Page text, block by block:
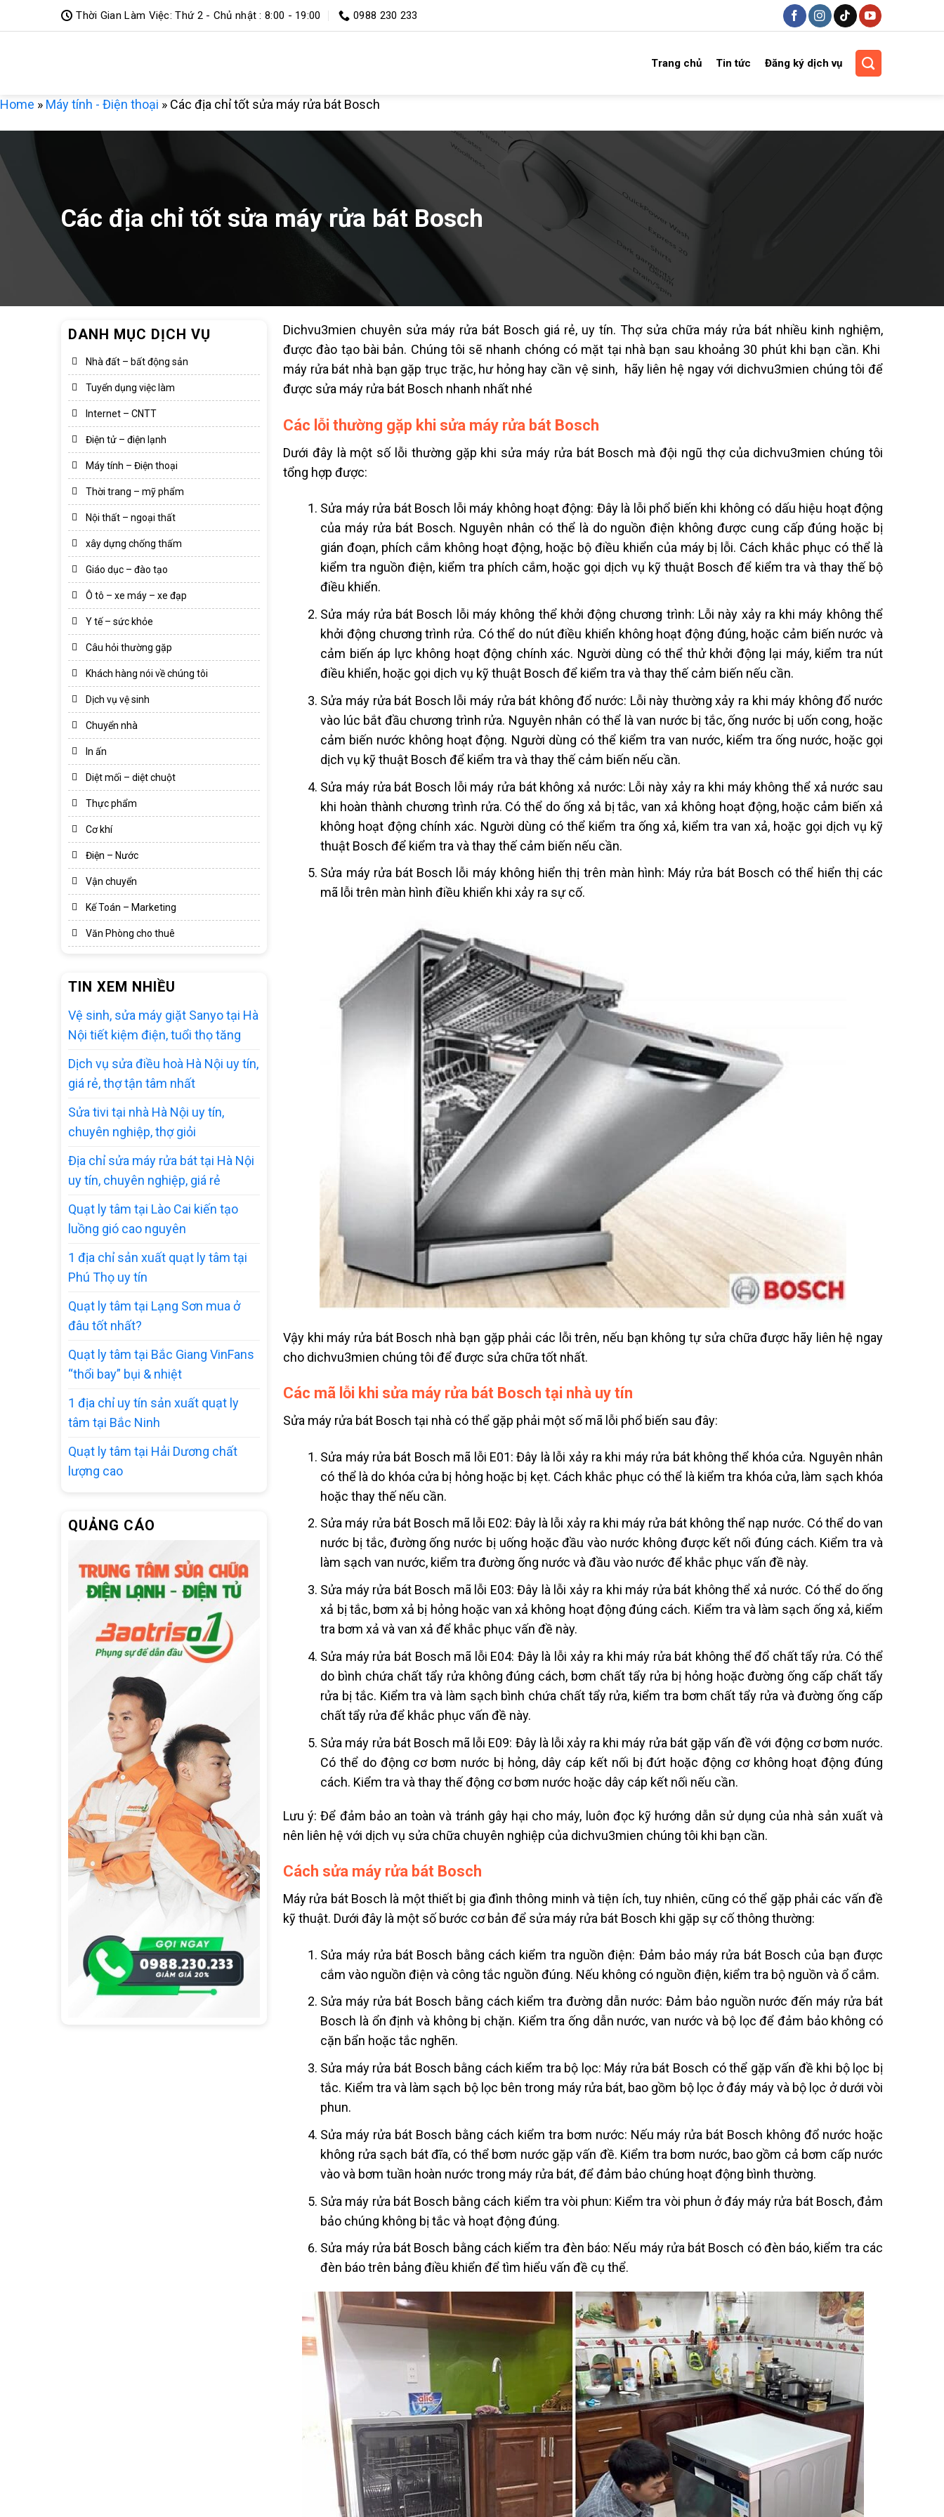
qua
Thời Gian Làm Việc: Thứ 2 - Chủ nhật : 8:00 - 19:00 0988 230 233
Trang chủ Tin tức Đăng ký dịch vụ
Home » Máy tính - Điện thoại » Các địa chỉ tốt sửa máy rửa bát Bosch
Các địa chỉ tốt sửa máy rửa bát Bosch
DANH MỤC DỊCH VỤ
Nhà đất – bất động sản
Tuyển dụng việc làm
Internet – CNTT
Điện tử – điện lạnh
Máy tính – Điện thoại
Thời trang – mỹ phẩm
Nội thất – ngoại thất
xây dựng chống thấm
Giáo dục – đào tạo
Ô tô – xe máy – xe đạp
Y tế – sức khỏe
Câu hỏi thường gặp
Khách hàng nói về chúng tôi
Dịch vụ vệ sinh
Chuyển nhà
In ấn
Diệt mối – diệt chuột
Thực phẩm
Cơ khí
Điện – Nước
Vận chuyển
Kế Toán – Marketing
Văn Phòng cho thuê
TIN XEM NHIỀU
Vệ sinh, sửa máy giặt Sanyo tại Hà
Nội tiết kiệm điện, tuổi thọ tăng
Dịch vụ sửa điều hoà Hà Nội uy tín,
giá rẻ, thợ tận tâm nhất
Sửa tivi tại nhà Hà Nội uy tín,
chuyên nghiệp, thợ giỏi
Địa chỉ sửa máy rửa bát tại Hà Nội
uy tín, chuyên nghiệp, giá rẻ
Quạt ly tâm tại Lào Cai kiến tạo
luồng gió cao nguyên
1 địa chỉ sản xuất quạt ly tâm tại
Phú Thọ uy tín
Quạt ly tâm tại Lạng Sơn mua ở
đâu tốt nhất?
Quạt ly tâm tại Bắc Giang VinFans
“thổi bay” bụi & nhiệt
1 địa chỉ uy tín sản xuất quạt ly
tâm tại Bắc Ninh
Quạt ly tâm tại Hải Dương chất
lượng cao
QUẢNG CÁO
Dichvu3mien chuyên sửa máy rửa bát Bosch giá rẻ, uy tín. Thợ sửa chữa máy rửa bát nhiều kinh nghiệm,
được đào tạo bài bản. Chúng tôi sẽ nhanh chóng có mặt tại nhà bạn sau khoảng 30 phút khi bạn cần. Khi
máy rửa bát nhà bạn gặp trục trặc, hư hỏng hay cần vệ sinh, hãy liên hệ ngay với dichvu3mien chúng tôi để
được sửa máy rửa bát Bosch nhanh nhất nhé
Các lỗi thường gặp khi sửa máy rửa bát Bosch
Dưới đây là một số lỗi thường gặp khi sửa máy rửa bát Bosch mà đội ngũ thợ của dichvu3mien chúng tôi
tổng hợp được:
Sửa máy rửa bát Bosch lỗi máy không hoạt động: Đây là lỗi phổ biến khi không có dấu hiệu hoạt động
của máy rửa bát Bosch. Nguyên nhân có thể là do nguồn điện không được cung cấp đúng hoặc bị
gián đoạn, phích cắm không hoạt động, hoặc bộ điều khiển của máy bị lỗi. Cách khắc phục có thể là
kiểm tra nguồn điện, kiểm tra phích cắm, hoặc gọi dịch vụ kỹ thuật Bosch để kiểm tra và thay thế bộ
điều khiển.
Sửa máy rửa bát Bosch lỗi máy không thể khởi động chương trình: Lỗi này xảy ra khi máy không thể
khởi động chương trình rửa. Có thể do nút điều khiển không hoạt động đúng, hoặc cảm biến nước và
cảm biến áp lực không hoạt động chính xác. Người dùng có thể thử khởi động lại máy, kiểm tra nút
điều khiển, hoặc gọi dịch vụ kỹ thuật Bosch để kiểm tra và thay thế cảm biến nếu cần.
Sửa máy rửa bát Bosch lỗi máy rửa bát không đổ nước: Lỗi này thường xảy ra khi máy không đổ nước
vào lúc bắt đầu chương trình rửa. Nguyên nhân có thể là van nước bị tắc, ống nước bị uốn cong, hoặc
cảm biến nước không hoạt động. Người dùng có thể kiểm tra van nước, kiểm tra ống nước, hoặc gọi
dịch vụ kỹ thuật Bosch để kiểm tra và thay thế cảm biến nếu cần.
Sửa máy rửa bát Bosch lỗi máy rửa bát không xả nước: Lỗi này xảy ra khi máy không thể xả nước sau
khi hoàn thành chương trình rửa. Có thể do ống xả bị tắc, van xả không hoạt động, hoặc cảm biến xả
không hoạt động chính xác. Người dùng có thể kiểm tra ống xả, kiểm tra van xả, hoặc gọi dịch vụ kỹ
thuật Bosch để kiểm tra và thay thế cảm biến nếu cần.
Sửa máy rửa bát Bosch lỗi máy không hiển thị trên màn hình: Máy rửa bát Bosch có thể hiển thị các
mã lỗi trên màn hình điều khiển khi xảy ra sự cố.
Vậy khi máy rửa bát Bosch nhà bạn gặp phải các lỗi trên, nếu bạn không tự sửa chữa được hãy liên hệ ngay
cho dichvu3mien chúng tôi để được sửa chữa tốt nhất.
Các mã lỗi khi sửa máy rửa bát Bosch tại nhà uy tín
Sửa máy rửa bát Bosch tại nhà có thể gặp phải một số mã lỗi phổ biến sau đây:
Sửa máy rửa bát Bosch mã lỗi E01: Đây là lỗi xảy ra khi máy rửa bát không thể khóa cửa. Nguyên nhân
có thể là do khóa cửa bị hỏng hoặc bị kẹt. Cách khắc phục có thể là kiểm tra khóa cửa, làm sạch khóa
hoặc thay thế nếu cần.
Sửa máy rửa bát Bosch mã lỗi E02: Đây là lỗi xảy ra khi máy rửa bát không thể nạp nước. Có thể do van
nước bị tắc, đường ống nước bị uống hoặc đầu vào nước không được kết nối đúng cách. Kiểm tra và
làm sạch van nước, kiểm tra đường ống nước và đầu vào nước để khắc phục vấn đề này.
Sửa máy rửa bát Bosch mã lỗi E03: Đây là lỗi xảy ra khi máy rửa bát không thể xả nước. Có thể do ống
xả bị tắc, bơm xả bị hỏng hoặc van xả không hoạt động đúng cách. Kiểm tra và làm sạch ống xả, kiểm
tra bơm xả và van xả để khắc phục vấn đề này.
Sửa máy rửa bát Bosch mã lỗi E04: Đây là lỗi xảy ra khi máy rửa bát không thể đổ chất tẩy rửa. Có thể
do bình chứa chất tẩy rửa không đúng cách, bơm chất tẩy rửa bị hỏng hoặc đường ống cấp chất tẩy
rửa bị tắc. Kiểm tra và làm sạch bình chứa chất tẩy rửa, kiểm tra bơm chất tẩy rửa và đường ống cấp
chất tẩy rửa để khắc phục vấn đề này.
Sửa máy rửa bát Bosch mã lỗi E09: Đây là lỗi xảy ra khi máy rửa bát gặp vấn đề với động cơ bơm nước.
Có thể do động cơ bơm nước bị hỏng, dây cáp kết nối bị đứt hoặc động cơ không hoạt động đúng
cách. Kiểm tra và thay thế động cơ bơm nước hoặc dây cáp kết nối nếu cần.
Lưu ý: Để đảm bảo an toàn và tránh gây hại cho máy, luôn đọc kỹ hướng dẫn sử dụng của nhà sản xuất và
nên liên hệ với dịch vụ sửa chữa chuyên nghiệp của dichvu3mien chúng tôi khi bạn cần.
Cách sửa máy rửa bát Bosch
Máy rửa bát Bosch là một thiết bị gia đình thông minh và tiện ích, tuy nhiên, cũng có thể gặp phải các vấn đề
kỹ thuật. Dưới đây là một số bước cơ bản để sửa máy rửa bát Bosch khi gặp sự cố thông thường:
Sửa máy rửa bát Bosch bằng cách kiểm tra nguồn điện: Đảm bảo máy rửa bát Bosch của bạn được
cắm vào nguồn điện và công tắc nguồn đúng. Nếu không có nguồn điện, kiểm tra bộ nguồn và ổ cắm.
Sửa máy rửa bát Bosch bằng cách kiểm tra đường dẫn nước: Đảm bảo nguồn nước đến máy rửa bát
Bosch là ổn định và không bị chặn. Kiểm tra ống dẫn nước, van nước và bộ lọc để đảm bảo không có
cặn bẩn hoặc tắc nghẽn.
Sửa máy rửa bát Bosch bằng cách kiểm tra bộ lọc: Máy rửa bát Bosch có thể gặp vấn đề khi bộ lọc bị
tắc. Kiểm tra và làm sạch bộ lọc bên trong máy rửa bát, bao gồm bộ lọc ở đáy máy và bộ lọc ở dưới vòi
phun.
Sửa máy rửa bát Bosch bằng cách kiểm tra bơm nước: Nếu máy rửa bát Bosch không đổ nước hoặc
không rửa sạch bát đĩa, có thể bơm nước gặp vấn đề. Kiểm tra bơm nước, bao gồm cả bơm cấp nước
vào và bơm tuần hoàn nước trong máy rửa bát, để đảm bảo chúng hoạt động bình thường.
Sửa máy rửa bát Bosch bằng cách kiểm tra vòi phun: Kiểm tra vòi phun ở đáy máy rửa bát Bosch, đảm
bảo chúng không bị tắc và hoạt động đúng.
Sửa máy rửa bát Bosch bằng cách kiểm tra đèn báo: Nếu máy rửa bát Bosch có đèn báo, kiểm tra các
đèn báo trên bảng điều khiển để tìm hiểu vấn đề cụ thể.